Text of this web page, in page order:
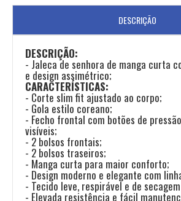
DESCRIÇÃO
DESCRIÇÃO:
- Jaleca de senhora de manga curta
e design assimétrico;
CARACTERÍSTICAS:
- Corte slim fit ajustado ao corpo;
- Gola estilo coreano;
- Fecho frontal com botões de
visíveis;
- 2 bolsos frontais;
- 2 bolsos traseiros;
- Manga curta para maior conforto;
- Design moderno e elegante com
- Tecido leve, respirável e de
- Elevada resistência e fácil